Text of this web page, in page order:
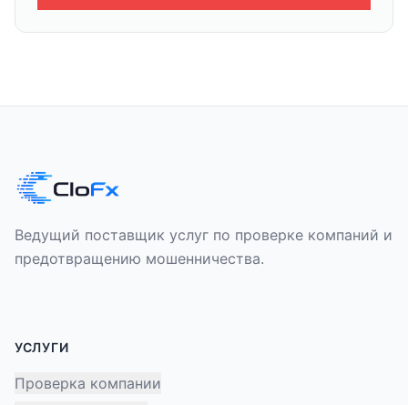
Ведущий поставщик услуг по проверке компаний и
предотвращению мошенничества.
УСЛУГИ
Проверка компании